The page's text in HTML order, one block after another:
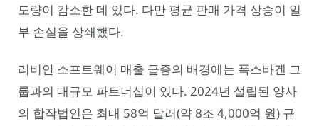
도량이 감소한 데 있다. 다만 평균 판매 가격 상승이 일
부 손실을 상쇄했다.
리비안 소프트웨어 매출 급증의 배경에는 폭스바겐 그
룹과의 대규모 파트너십이 있다. 2024년 설립된 양사
의 합작법인은 최대 58억 달러(약 8조 4,000억 원) 규